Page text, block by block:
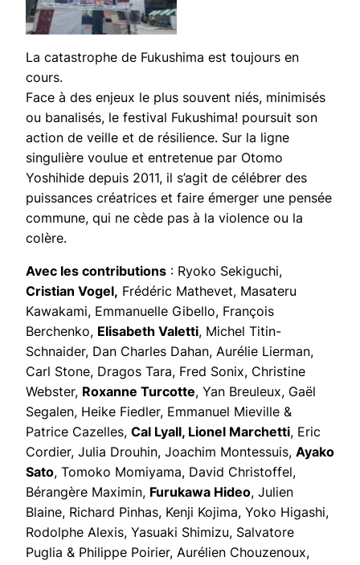
La catastrophe de Fukushima est toujours en
cours.
Face à des enjeux le plus souvent niés, minimisés
ou banalisés, le festival Fukushima! poursuit son
action de veille et de résilience. Sur la ligne
singulière voulue et entretenue par Otomo
Yoshihide depuis 2011, il s’agit de célébrer des
puissances créatrices et faire émerger une pensée
commune, qui ne cède pas à la violence ou la
colère.
Avec les contributions : Ryoko Sekiguchi,
Cristian Vogel, Frédéric Mathevet, Masateru
Kawakami, Emmanuelle Gibello, François
Berchenko, Elisabeth Valetti, Michel Titin-
Schnaider, Dan Charles Dahan, Aurélie Lierman,
Carl Stone, Dragos Tara, Fred Sonix, Christine
Webster, Roxanne Turcotte, Yan Breuleux, Gaël
Segalen, Heike Fiedler, Emmanuel Mieville &
Patrice Cazelles, Cal Lyall, Lionel Marchetti, Eric
Cordier, Julia Drouhin, Joachim Montessuis, Ayako
Sato, Tomoko Momiyama, David Christoffel,
Bérangère Maximin, Furukawa Hideo, Julien
Blaine, Richard Pinhas, Kenji Kojima, Yoko Higashi,
Rodolphe Alexis, Yasuaki Shimizu, Salvatore
Puglia & Philippe Poirier, Aurélien Chouzenoux,